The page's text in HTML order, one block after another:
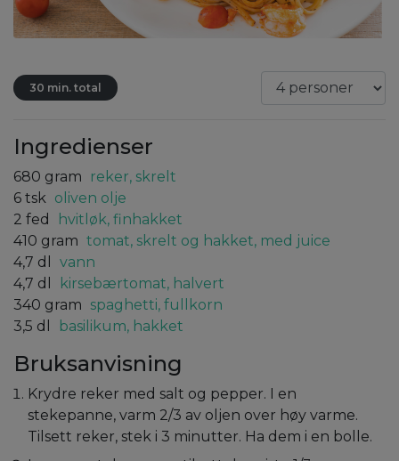
30 min. total
Ingredienser
680 gram
reker, skrelt
6 tsk oliven olje
2 fed
hvitløk, finhakket
410 gram tomat, skrelt og hakket, med juice
4,7 dl
vann
4,7 dl
kirsebærtomat, halvert
340 gram spaghetti, fullkorn
3,5 dl basilikum, hakket
Bruksanvisning
Krydre reker med salt og pepper. I en
stekepanne, varm 2/3 av oljen over høy varme.
Tilsett reker, stek i 3 minutter. Ha dem i en bolle.